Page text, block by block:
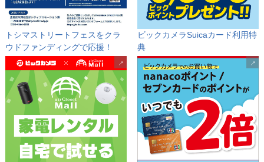
トシマストリートフェスをクラ
ウドファンディングで応援！
ビックカメラSuicaカード利用特
典